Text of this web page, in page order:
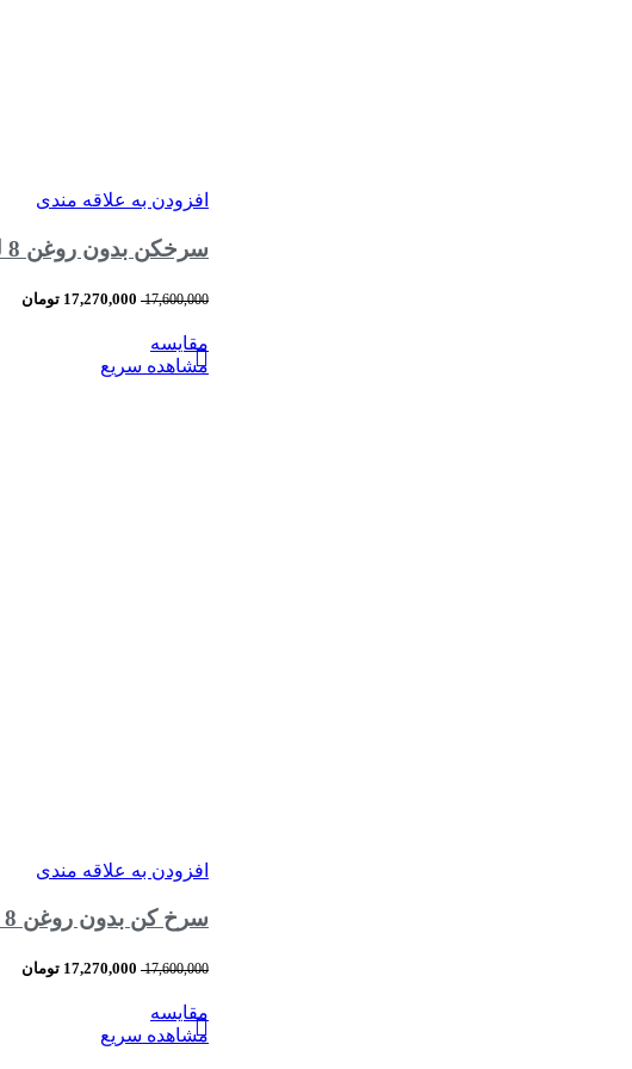
افزودن به علاقه مندی
سرخکن بدون روغن 8 لیتری 2 قلو نیولند مدلair fryer NEWLAND NL-2746BS
17,600,000
17,270,000 تومان
مقایسه
مشاهده سریع
افزودن به علاقه مندی
سرخ کن بدون روغن 8 لیتری 2 قلو نیولند مدل air fryer NEWLAND NL-2745BS
17,600,000
17,270,000 تومان
مقایسه
مشاهده سریع